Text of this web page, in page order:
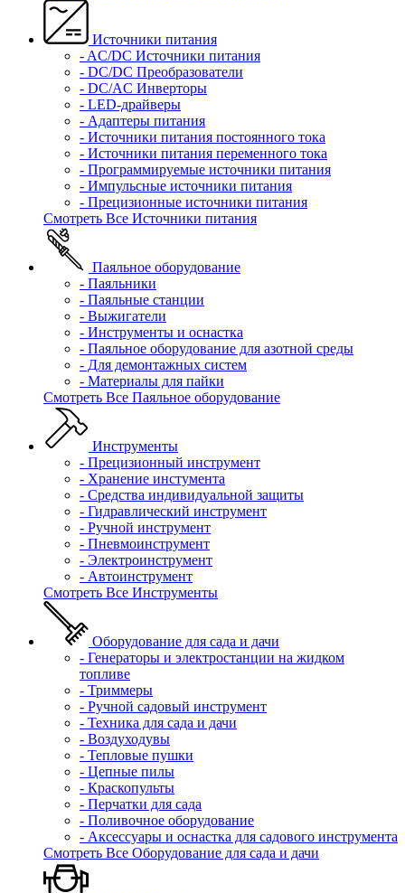
Источники питания
- AC/DC Источники питания
- DC/DC Преобразователи
- DC/AC Инверторы
- LED-драйверы
- Адаптеры питания
- Источники питания постоянного тока
- Источники питания переменного тока
- Программируемые источники питания
- Импульсные источники питания
- Прецизионные источники питания
Смотреть Все Источники питания
Паяльное оборудование
- Паяльники
- Паяльные станции
- Выжигатели
- Инструменты и оснастка
- Паяльное оборудование для азотной среды
- Для демонтажных систем
- Материалы для пайки
Смотреть Все Паяльное оборудование
Инструменты
- Прецизионный инструмент
- Хранение инстумента
- Средства индивидуальной защиты
- Гидравлический инструмент
- Ручной инструмент
- Пневмоинструмент
- Электроинструмент
- Автоинструмент
Смотреть Все Инструменты
Оборудование для сада и дачи
- Генераторы и электростанции на жидком
топливе
- Триммеры
- Ручной садовый инструмент
- Техника для сада и дачи
- Воздуходувы
- Тепловые пушки
- Цепные пилы
- Краскопульты
- Перчатки для сада
- Поливочное оборудование
- Аксессуары и оснастка для садового инструмента
Смотреть Все Оборудование для сада и дачи